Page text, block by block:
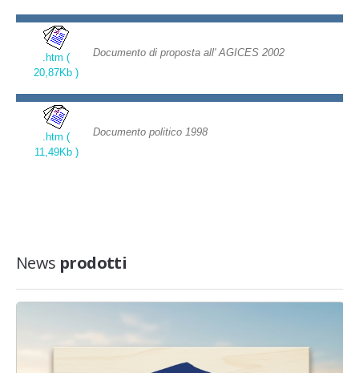
.htm (
20,87Kb )
Documento di proposta all' AGICES 2002
.htm (
11,49Kb )
Documento politico 1998
News prodotti